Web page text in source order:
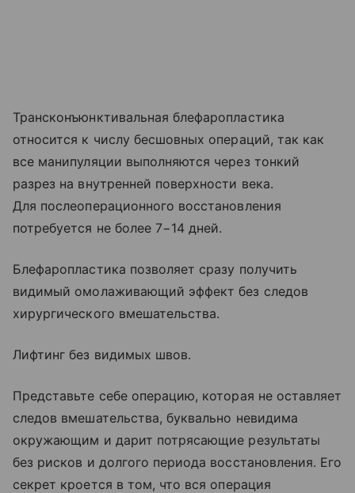
Трансконъюнктивальная блефаропластика
относится к числу бесшовных операций, так как
все манипуляции выполняются через тонкий
разрез на внутренней поверхности века.
Для послеоперационного восстановления
потребуется не более 7−14 дней.
Блефаропластика позволяет сразу получить
видимый омолаживающий эффект без следов
хирургического вмешательства.
Лифтинг без видимых швов.
Представьте себе операцию, которая не оставляет
следов вмешательства, буквально невидима
окружающим и дарит потрясающие результаты
без рисков и долгого периода восстановления. Его
секрет кроется в том, что вся операция